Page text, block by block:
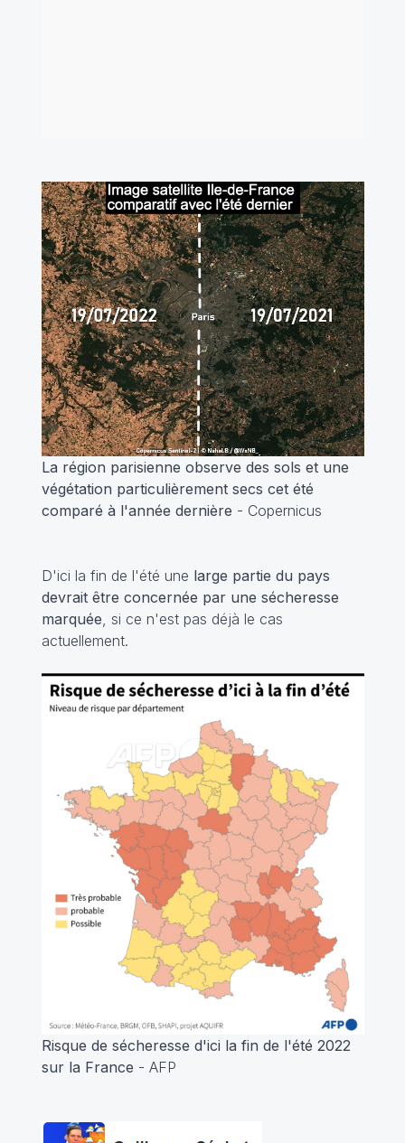
La région parisienne observe des sols et une
végétation particulièrement secs cet été
comparé à l'année dernière - Copernicus
D'ici la fin de l'été une large partie du pays
devrait être concernée par une sécheresse
marquée , si ce n'est pas déjà le cas
actuellement.
Risque de sécheresse d'ici la fin de l'été 2022
sur la France - AFP